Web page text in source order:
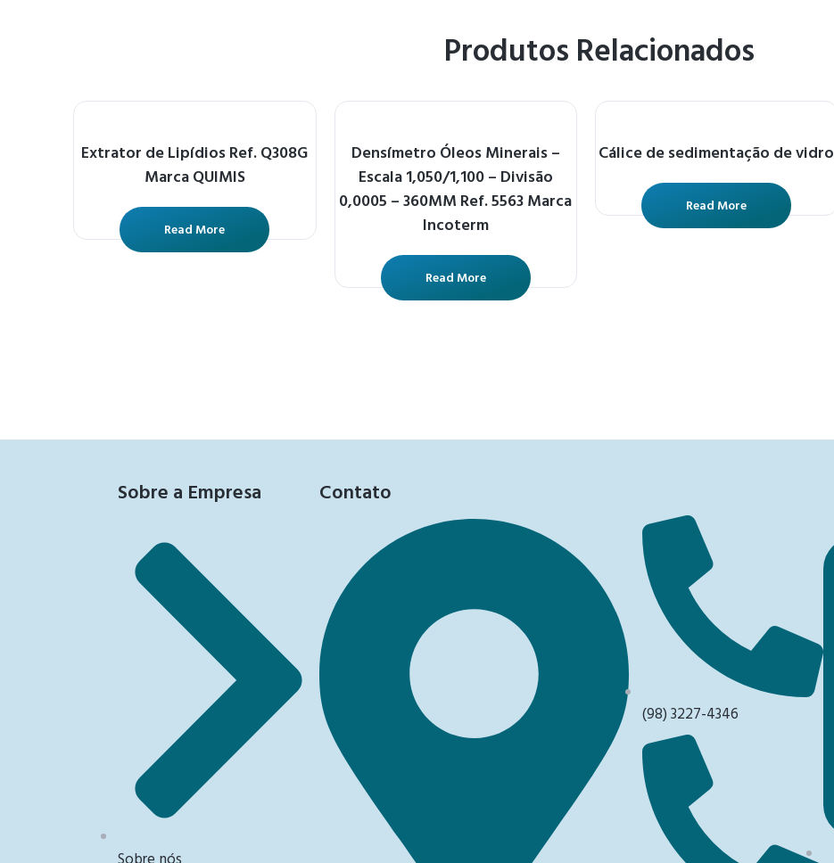
Produtos Relacionados
Extrator de Lipídios Ref. Q308G
Marca QUIMIS
Read More
Densímetro Óleos Minerais –
Escala 1,050/1,100 – Divisão
0,0005 – 360MM Ref. 5563 Marca
Incoterm
Read More
Cálice de sedimentação de vidro
Read More
Sobre a Empresa Contato
(98) 3227-4346